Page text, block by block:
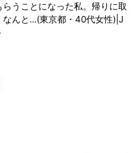
らうことになった私。帰りに取
なんと...(東京都・40代女性)|J